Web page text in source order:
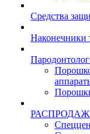
Средства
Наконечники